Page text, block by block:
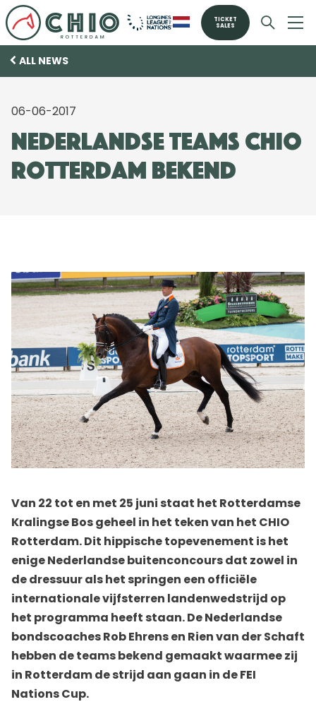
TICKET
SALES
ALL NEWS
06-06-2017
Nederlandse teams CHIO
Rotterdam bekend
Van 22 tot en met 25 juni staat het Rotterdamse
Kralingse Bos geheel in het teken van het CHIO
Rotterdam. Dit hippische topevenement is het
enige Nederlandse buitenconcours dat zowel in
de dressuur als het springen een officiële
internationale vijfsterren landenwedstrijd op
het programma heeft staan. De Nederlandse
bondscoaches Rob Ehrens en Rien van der Schaft
hebben de teams bekend gemaakt waarmee zij
in Rotterdam de strijd aan gaan in de FEI
Nations Cup.